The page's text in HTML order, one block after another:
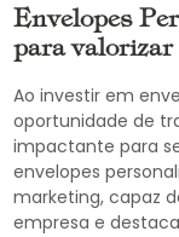
Envelopes
para valorizar
Ao investir em
oportunidade de
impactante para
envelopes
marketing, capaz
empresa e